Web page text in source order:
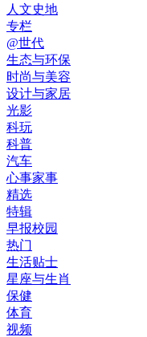
人文史地
专栏
@世代
生态与环保
时尚与美容
设计与家居
光影
科玩
科普
汽车
心事家事
精选
特辑
早报校园
热门
生活贴士
星座与生肖
保健
体育
视频